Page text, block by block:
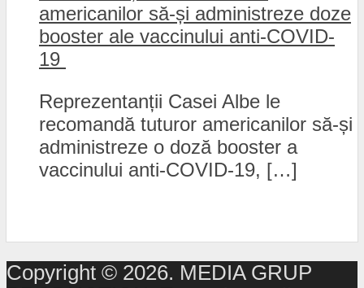
americanilor să-și administreze doze
booster ale vaccinului anti-COVID-
19
Reprezentanții Casei Albe le
recomandă tuturor americanilor să-și
administreze o doză booster a
vaccinului anti-COVID-19, […]
Copyright © 2026. MEDIA GRUP